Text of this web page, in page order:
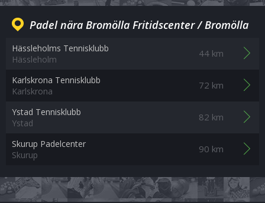
Padel nära Bromölla Fritidscenter / Bromölla
Hässleholms Tennisklubb
Hässleholm
44 km
Karlskrona Tennisklubb
Karlskrona
72 km
Ystad Tennisklubb
Ystad
82 km
Skurup Padelcenter
Skurup
90 km